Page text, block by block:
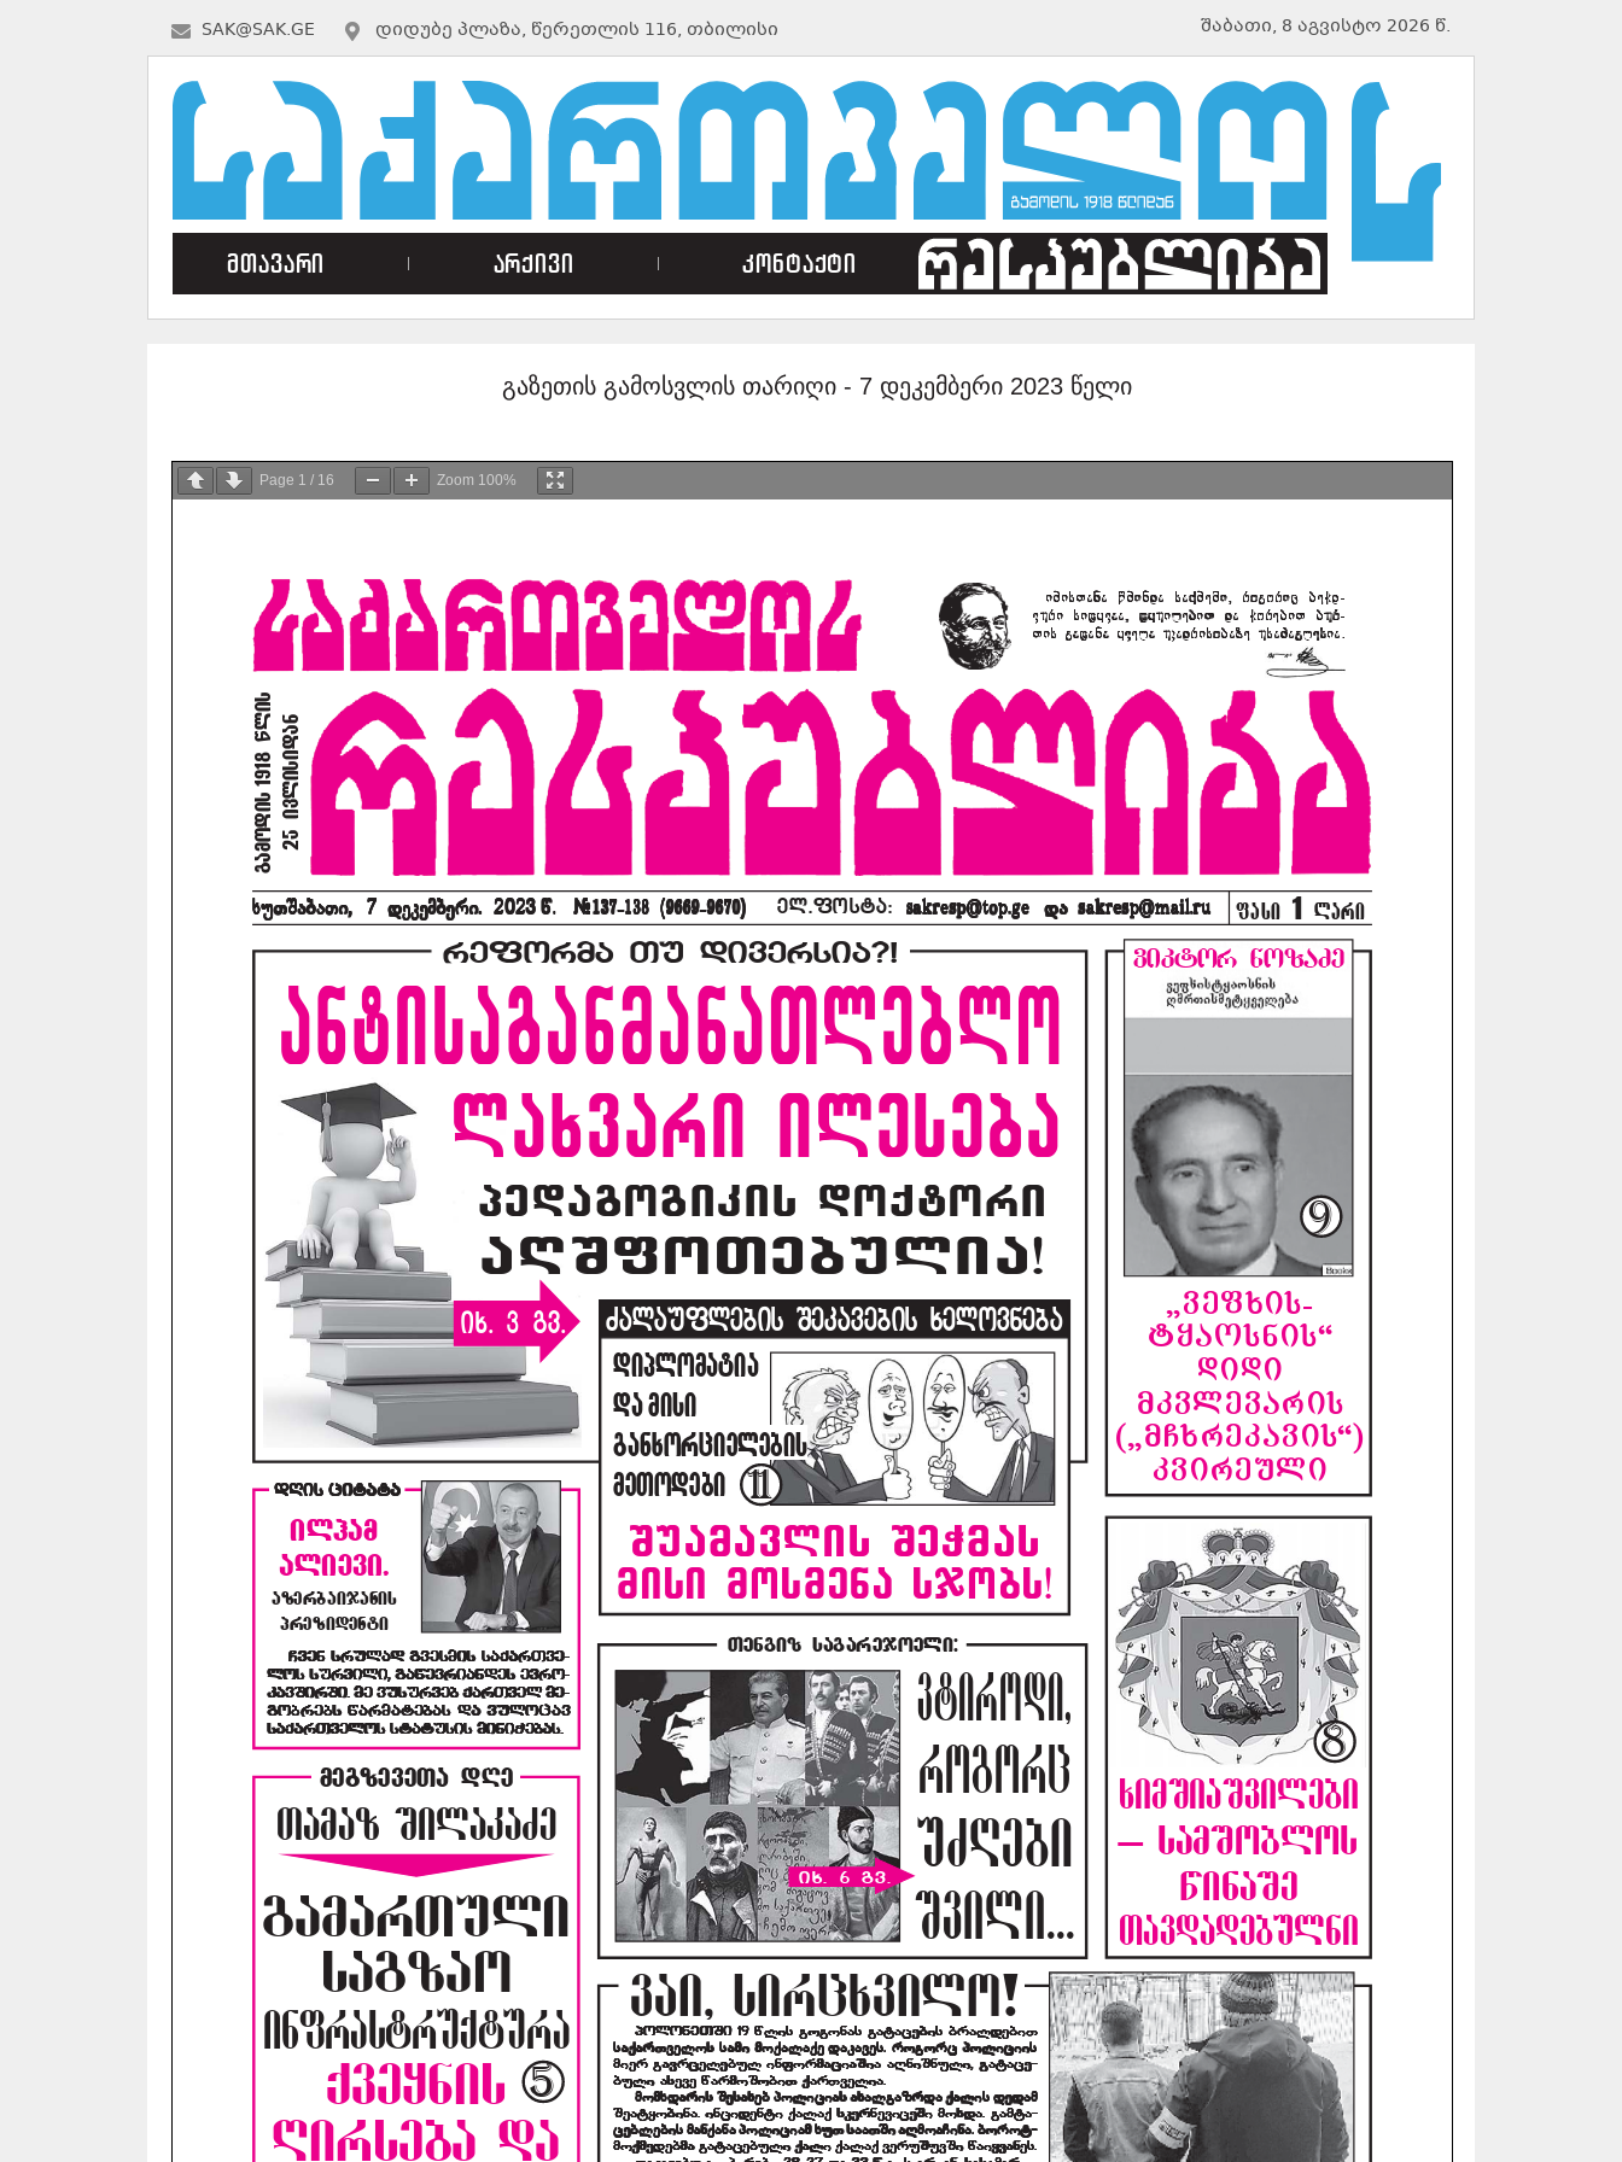
SAK@SAK.GE ᲓᲘᲓᲣᲑᲔ ᲞᲚᲐᲖᲐ, ᲬᲔᲠᲔᲗᲚᲘᲡ 116, ᲗᲑᲘᲚᲘᲡᲘ შაბათი, 8 აგვისტო 2026 წ.
მთავარი არქივი კონტაქტი
გაზეთის გამოსვლის თარიღი - 7 დეკემბერი 2023 წელი
Page 1 / 16 Zoom 100%